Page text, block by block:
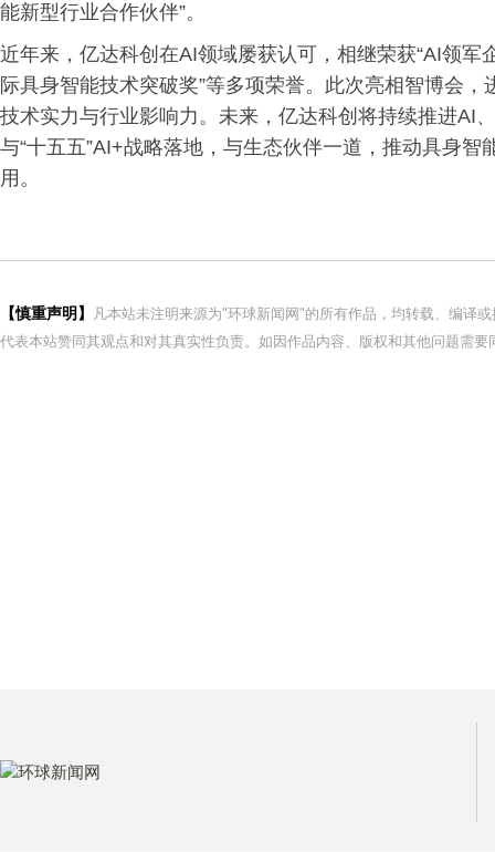
能新型行业合作伙伴”。
近年来，亿达科创在AI领域屡获认可，相继荣获“AI领军
际具身智能技术突破奖”等多项荣誉。此次亮相智博会
技术实力与行业影响力。未来，亿达科创将持续推进AI
与“十五五”AI+战略落地，与生态伙伴一道，推动具身
用。
【慎重声明】
凡本站未注明来源为"环球新闻网"的所有作品，均转载、编译
代表本站赞同其观点和对其真实性负责。如因作品内容、版权和其他问题需